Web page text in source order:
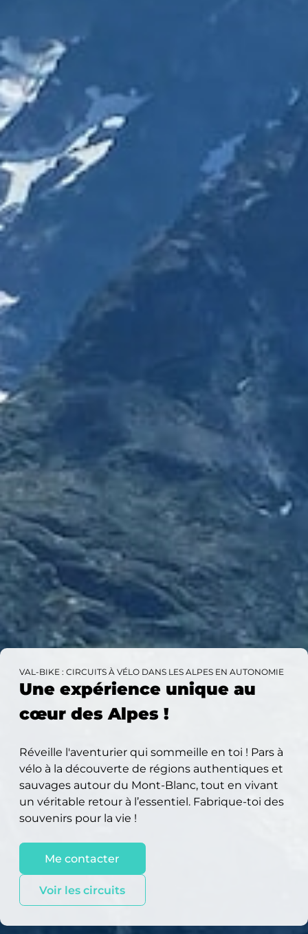
VAL-BIKE : CIRCUITS À VÉLO DANS LES ALPES EN AUTONOMIE
Une expérience unique au
cœur des Alpes !
Réveille l'aventurier qui sommeille en toi ! Pars à
vélo à la découverte de régions authentiques et
sauvages autour du Mont-Blanc, tout en vivant
un véritable retour à l’essentiel. Fabrique-toi des
souvenirs pour la vie !
Me contacter
Voir les circuits